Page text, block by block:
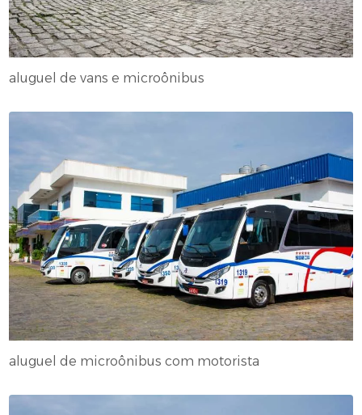
aluguel de vans e microônibus
aluguel de microônibus com motorista